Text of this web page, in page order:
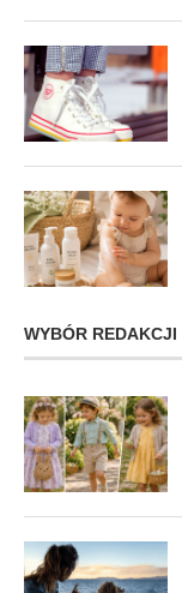
WYBÓR REDAKCJI